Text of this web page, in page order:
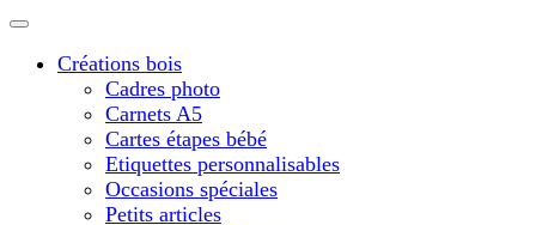
Créations bois
Cadres photo
Carnets A5
Cartes étapes bébé
Etiquettes personnalisables
Occasions spéciales
Petits articles